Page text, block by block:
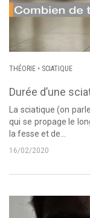
THÉORIE • SCIATIQUE
Durée d’une
La sciatique (on
qui se propage le
la fesse et de...
16/02/2020